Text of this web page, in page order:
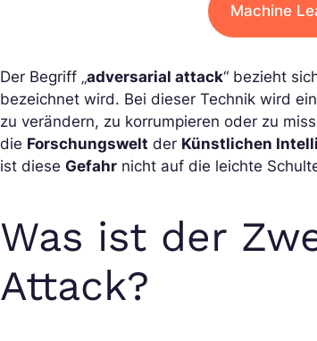
Machine
Der Begriff „adversarial attack“ bezieht
bezeichnet wird. Bei dieser Technik wird ein
zu verändern, zu korrumpieren oder zu
die Forschungswelt der Künstlichen
ist dieseGefahr nicht auf die leichte
Was ist der
Attack?